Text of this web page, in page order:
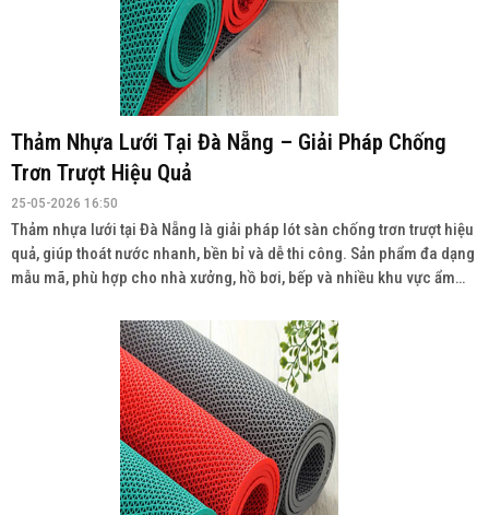
Thảm Nhựa Lưới Tại Đà Nẵng – Giải Pháp Chống
Trơn Trượt Hiệu Quả
25-05-2026 16:50
Thảm nhựa lưới tại Đà Nẵng là giải pháp lót sàn chống trơn trượt hiệu
quả, giúp thoát nước nhanh, bền bỉ và dễ thi công. Sản phẩm đa dạng
mẫu mã, phù hợp cho nhà xưởng, hồ bơi, bếp và nhiều khu vực ẩm